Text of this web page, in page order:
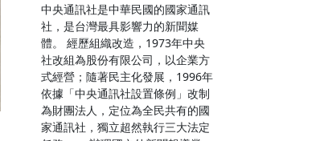
中央通訊社是中華民國的國家通訊
社，是台灣最具影響力的新聞媒
體。 經歷組織改造，1973年中央
社改組為股份有限公司，以企業方
式經營；隨著民主化發展，1996年
依據「中央通訊社設置條例」改制
為財團法人，定位為全民共有的國
家通訊社，獨立超然執行三大法定